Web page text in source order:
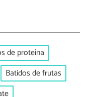
de proteína
Batidos de frutas